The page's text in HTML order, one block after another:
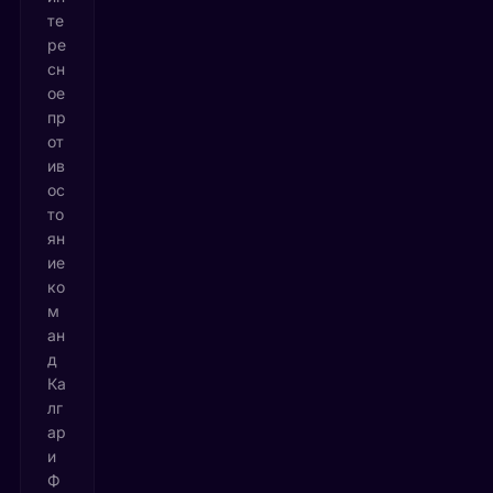
те
ре
сн
ое
пр
от
ив
ос
то
ян
ие
ко
м
ан
д
Ка
лг
ар
и
Ф